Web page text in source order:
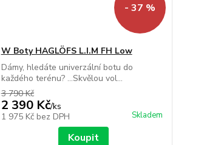
- 37 %
W Boty HAGLÖFS L.I.M FH Low
Dámy, hledáte univerzální botu do
každého terénu? ...Skvělou vol...
3 790 Kč
2 390 Kč/ks
1 975 Kč bez DPH Skladem
Koupit